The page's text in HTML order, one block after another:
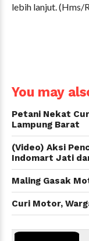
lebih lanjut. (Hms/
You may
Petani Nekat
Lampung Barat
(Video) Aksi
Indomart Jati
Maling Gasak
Curi Motor,